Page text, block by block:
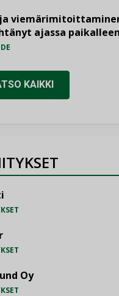
ajassa paikalleen
KAIKKI
Oy